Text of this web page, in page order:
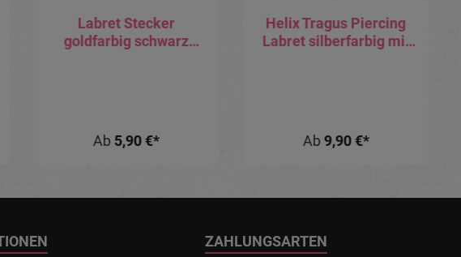
Labret Stecker
goldfarbig schwarz
Ab 5,90 €*
Helix Tragus Piercing
Labret silberfarbig mit
Ab 9,90 €*
ZAHLUNGSARTEN